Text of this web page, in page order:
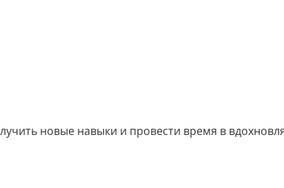
новые навыки и провести время в